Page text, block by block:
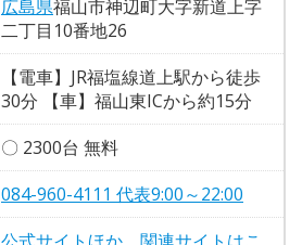
広島県福山市神辺町大字新道上字
二丁目10番地26
【電車】JR福塩線道上駅から徒歩
30分 【車】福山東ICから約15分
〇 2300台 無料
084-960-4111 代表9:00～22:00